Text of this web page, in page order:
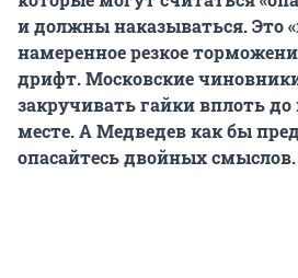
и должны наказываться. Это
намеренное резкое
дрифт. Московские
закручивать гайки вплоть
месте. А Медведев как бы
опасайтесь двойных смыслов.